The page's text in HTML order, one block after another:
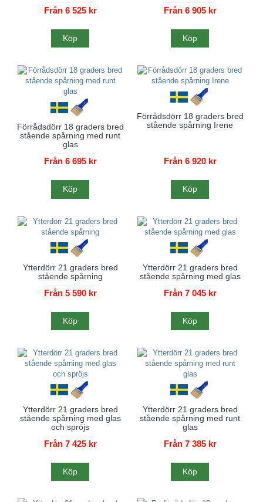
Från 6 525 kr
Köp
Från 6 905 kr
Köp
Förrådsdörr 18 graders bred
stående spårning med runt
glas
Från 6 695 kr
Köp
Förrådsdörr 18 graders bred
stående spårning Irene
Från 6 920 kr
Köp
Ytterdörr 21 graders bred
stående spårning
Från 5 590 kr
Köp
Ytterdörr 21 graders bred
stående spårning med glas
Från 7 045 kr
Köp
Ytterdörr 21 graders bred
stående spårning med glas
och spröjs
Från 7 425 kr
Köp
Ytterdörr 21 graders bred
stående spårning med runt
glas
Från 7 385 kr
Köp